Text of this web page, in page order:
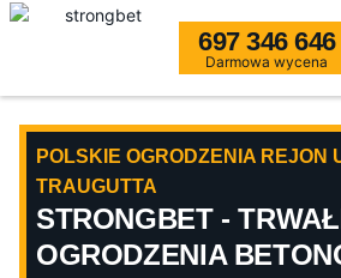
697 346 646
Darmowa wycena
POLSKIE OGRODZENIA REJON
TRAUGUTTA
STRONGBET -
OGRODZENIA